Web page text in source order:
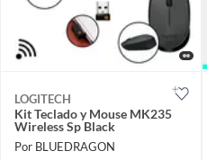
LOGITECH
Kit Teclado y Mouse MK235
Wireless Sp Black
Por BLUEDRAGON